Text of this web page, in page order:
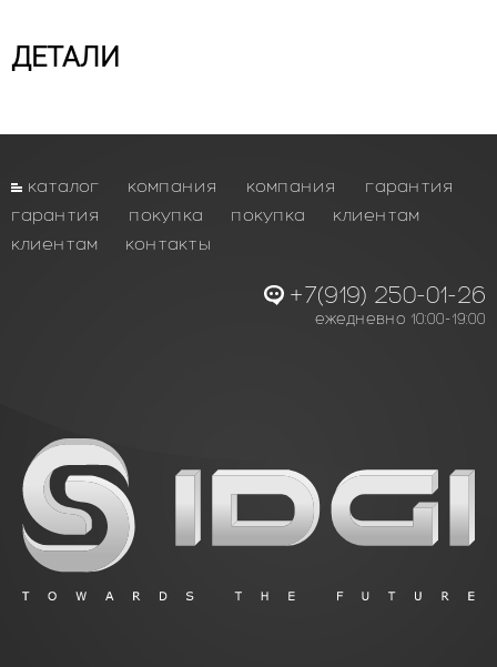
ДЕТАЛИ
каталог компания компания
гарантия
гарантия
покупка покупка
клиентам
клиентам
контакты
+7(919) 250-01-26
ежедневно 10:00-19:00